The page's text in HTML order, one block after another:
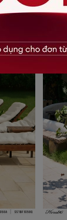
SẼ THÍCH
-20%